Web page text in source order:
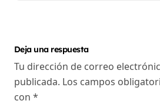
Deja una respuesta
Tu dirección de correo
publicada. Los campos
con *